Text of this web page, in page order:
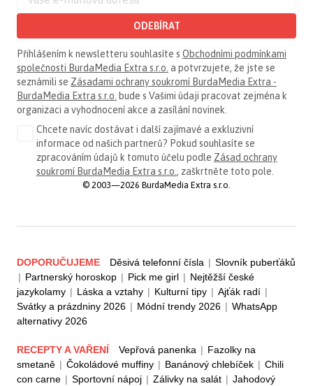
ODEBÍRAT
Přihlášením k newsletteru souhlasíte s Obchodními podmínkami
společnosti BurdaMedia Extra s.r.o. a potvrzujete, že jste se
seznámili se Zásadami ochrany soukromí BurdaMedia Extra -
BurdaMedia Extra s.r.o. bude s Vašimi údaji pracovat zejména k
organizaci a vyhodnocení akce a zasílání novinek.
Chcete navíc dostávat i další zajímavé a exkluzivní
informace od našich partnerů? Pokud souhlasíte se
zpracováním údajů k tomuto účelu podle Zásad ochrany
soukromí BurdaMedia Extra s.r.o., zaškrtněte toto pole.
© 2003—2026 BurdaMedia Extra s.r.o.
DOPORUČUJEME Děsivá telefonní čísla | Slovník puberťáků
| Partnerský horoskop | Pick me girl | Nejtěžší české
jazykolamy | Láska a vztahy | Kulturní tipy | Ajťák radí |
Svátky a prázdniny 2026 | Módní trendy 2026 | WhatsApp
alternativy 2026
RECEPTY A VAŘENÍ Vepřová panenka | Fazolky na
smetaně | Čokoládové muffiny | Banánový chlebíček | Chili
con carne | Sportovní nápoj | Zálivky na salát | Jahodový